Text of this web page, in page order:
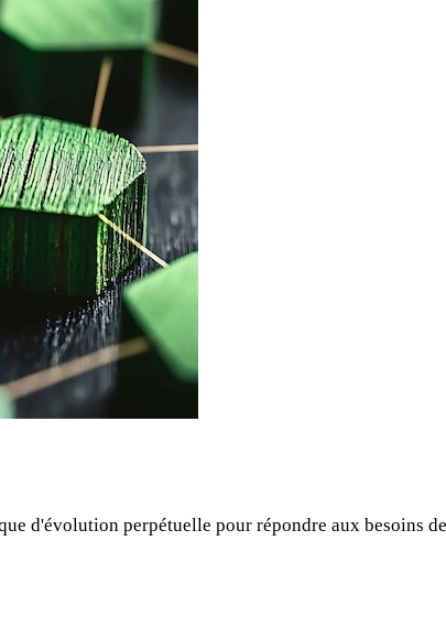
d'évolution perpétuelle pour répondre aux besoins